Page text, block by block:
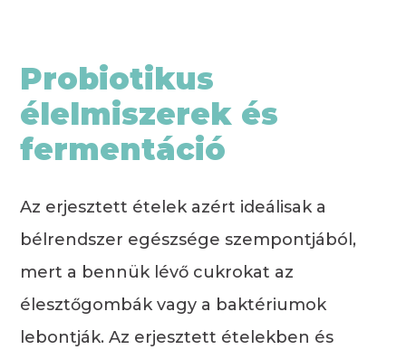
Probiotikus
élelmiszerek és
fermentáció
Az erjesztett ételek azért ideálisak a
bélrendszer egészsége szempontjából,
mert a bennük lévő cukrokat az
élesztőgombák vagy a baktériumok
lebontják. Az erjesztett ételekben és